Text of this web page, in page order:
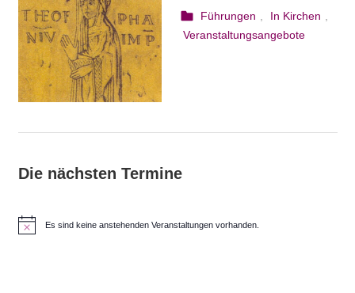
25. August 2023
webmam
Führungen , In Kirchen ,
Veranstaltungsangebote
Die nächsten Termine
Es sind keine anstehenden Veranstaltungen vorhanden.